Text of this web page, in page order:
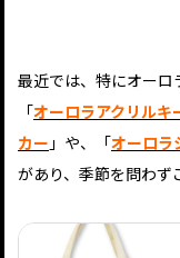
最近では、特にオーロ
「オーロラアクリルキ
カー 」や、「オーロラ
があり、季節を問わず